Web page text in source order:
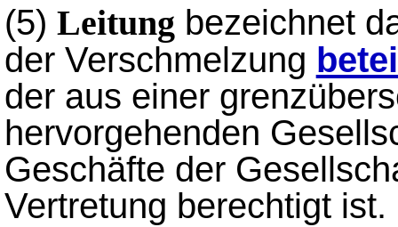
(5) Leitung bezeichnet
der Verschmelzung
der aus einer
hervorgehenden
Geschäfte der
Vertretung berechtigt ist.